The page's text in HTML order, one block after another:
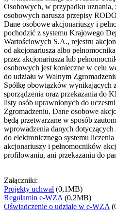
Osobowych, w przypadku uznania,
osobowych narusza przepisy
Dane osobowe akcjonariuszy i
pochodzić z systemu Krajowego
Wartościowych S.A., rejestru
od akcjonariusza albo
przez akcjonariusza lub
osobowych jest konieczne w celu
do udziału w Walnym
Spółkę obowiązków wynikających
sporządzenia oraz przekazania do
listy osób uprawnionych do
Zgromadzeniu. Dane osobowe
będą przetwarzane w sposób
wprowadzenia danych dotyczących
do elektronicznego systemu
akcjonariuszy i pełnomocników
profilowaniu, ani przekazaniu do
Załączniki:
Projekty uchwał(0,1MB)
Regulamin e-WZA (0,2MB)
Oświadczenie o udziale w e-WZA